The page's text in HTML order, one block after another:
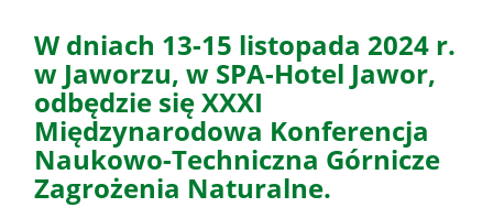
W dniach 13-15 listopada 2024 r.
w Jaworzu, w SPA-Hotel Jawor,
odbędzie się XXXI
Międzynarodowa Konferencja
Naukowo-Techniczna Górnicze
Zagrożenia Naturalne.